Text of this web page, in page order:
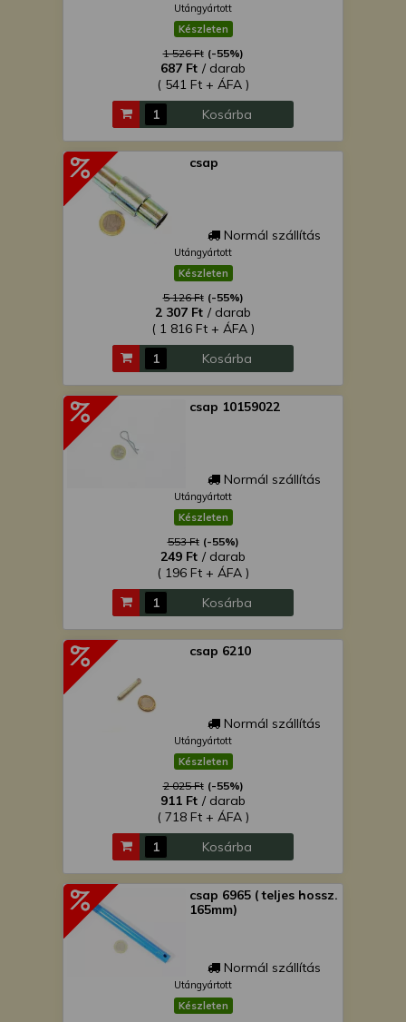
Utángyártott
Készleten
1 526 Ft (-55%)
687 Ft / darab
( 541 Ft + ÁFA )
Kosárba
csap
Normál szállítás
Utángyártott
Készleten
5 126 Ft (-55%)
2 307 Ft / darab
( 1 816 Ft + ÁFA )
Kosárba
csap 10159022
Normál szállítás
Utángyártott
Készleten
553 Ft (-55%)
249 Ft / darab
( 196 Ft + ÁFA )
Kosárba
csap 6210
Normál szállítás
Utángyártott
Készleten
2 025 Ft (-55%)
911 Ft / darab
( 718 Ft + ÁFA )
Kosárba
csap 6965 ( teljes hossz.
165mm)
Normál szállítás
Utángyártott
Készleten